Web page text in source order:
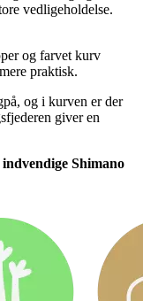
vedligeholdelse.
og farvet kurv
praktisk.
og i kurven er der
giver en
Shimano